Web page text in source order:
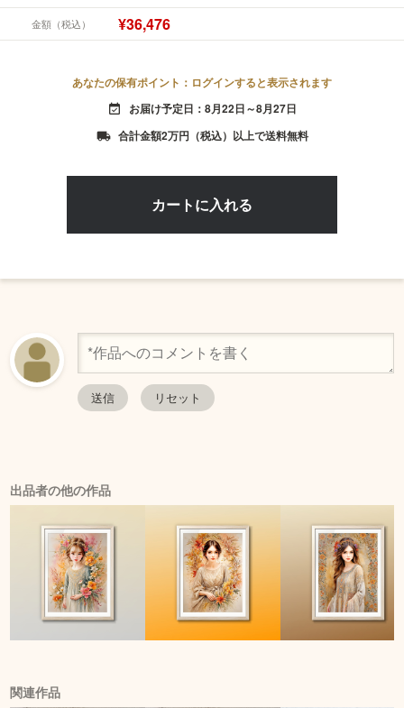
金額（税込） ¥36,476
あなたの保有ポイント：ログインすると表示されます
event_available お届け予定日：8月22日～8月27日
local_shipping 合計金額2万円（税込）以上で送料無料
出品者の他の作品
関連作品